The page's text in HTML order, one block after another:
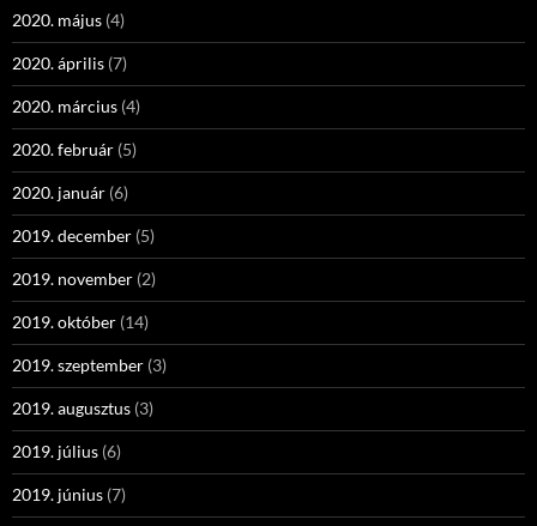
2020. május (4)
2020. április (7)
2020. március (4)
2020. február (5)
2020. január (6)
2019. december (5)
2019. november (2)
2019. október (14)
2019. szeptember (3)
2019. augusztus (3)
2019. július (6)
2019. június (7)